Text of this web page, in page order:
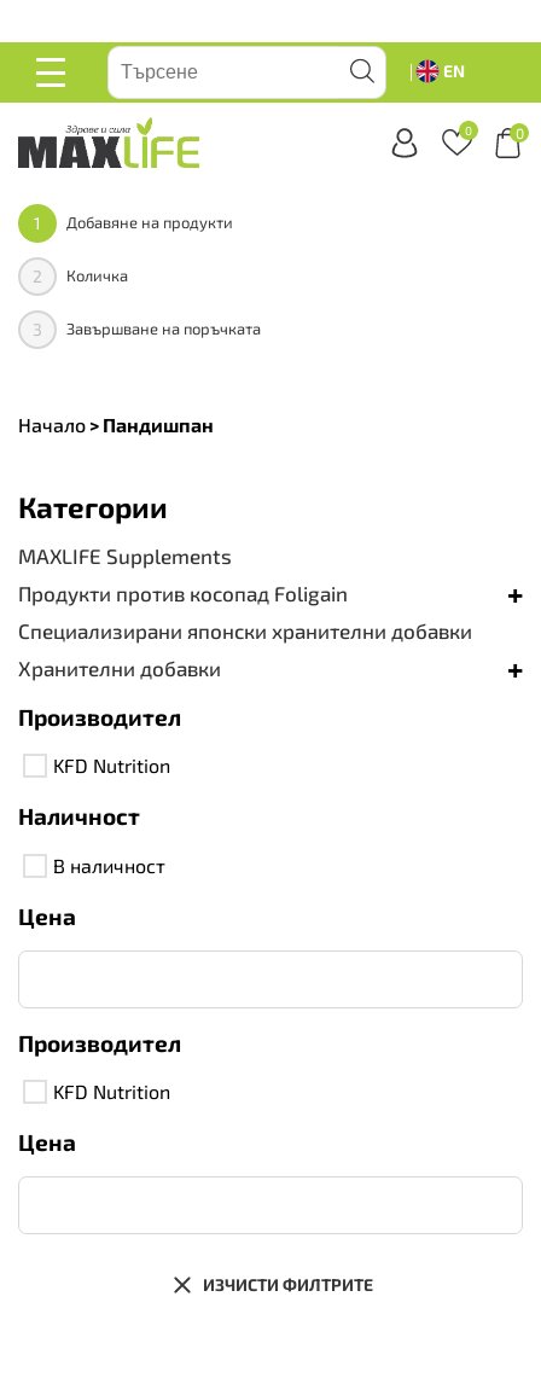
ОСНОВНО
EN
0 0
1 Добавяне на продукти
2 Количка
3 Завършване на поръчката
Начало > Пандишпан
Категории
MAXLIFE Supplements
Продукти против косопад Foligain
+
Специализирани японски хранителни добавки
Хранителни добавки
+
Производител
KFD Nutrition
Наличност
В наличност
Цена
Производител
KFD Nutrition
Цена
ИЗЧИСТИ ФИЛТРИТЕ